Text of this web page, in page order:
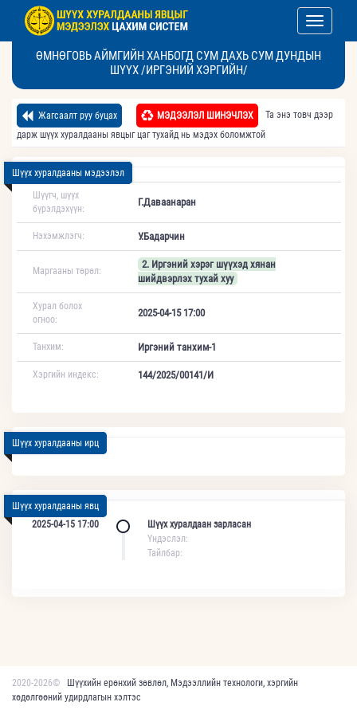
Toggle
ӨМНӨГОВЬ АЙМГИЙН ХАНБОГД СУМ ДАХЬ СУМ ДУНДЫН
ШҮҮХ /ИРГЭНИЙ ХЭРГИЙН/
Жагсаалт руу буцах МЭДЭЭЛЭЛ ШИНЭЧЛЭХ
Та энэ товч дээр
дарж шүүх хуралдааны явцыг цаг тухайд нь мэдэх боломжтой
Шүүх хуралдааны мэдээлэл
Шүүгч, шүүх
бүрэлдэхүүн:
Г.Даваанаран
Нэхэмжлэгч: У.Бадарчин
Маргааны төрөл:
2. Иргэний хэрэг шүүхэд хянан
шийдвэрлэх тухай хуу
Хурал болох
огноо:
2025-04-15 17:00
Танхим: Иргэний танхим-1
Хэргийн индекс: 144/2025/00141/И
Шүүх хуралдааны ирц
Шүүх хуралдааны явц
2025-04-15 17:00
Шүүх хуралдаан зарласан
Үндэслэл:
Тайлбар:
2020-2026©
Шүүхийн ерөнхий зөвлөл, Мэдээллийн технологи, хэргийн
хөдөлгөөний удирдлагын хэлтэс